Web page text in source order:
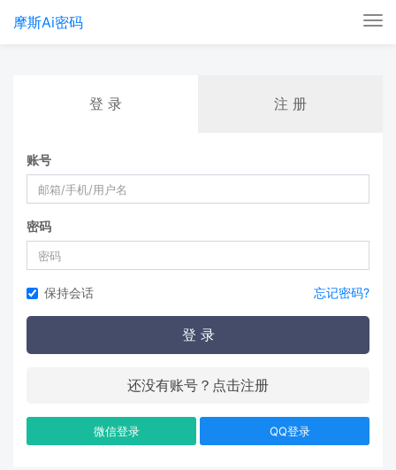
摩斯Ai密码
登 录 注 册
账号
密码
保持会话 忘记密码?
登 录
还没有账号？点击注册
微信登录 QQ登录